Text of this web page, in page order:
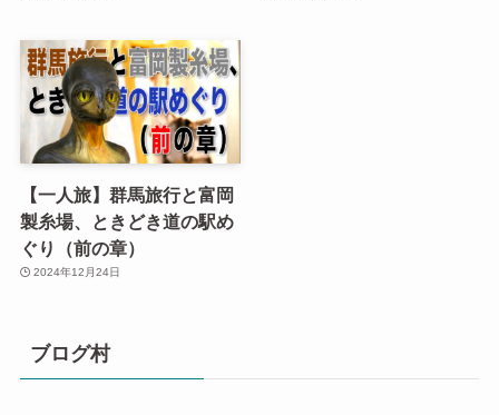
【一人旅】群馬旅行と富岡
製糸場、ときどき道の駅め
ぐり（前の章）
2024年12月24日
ブログ村